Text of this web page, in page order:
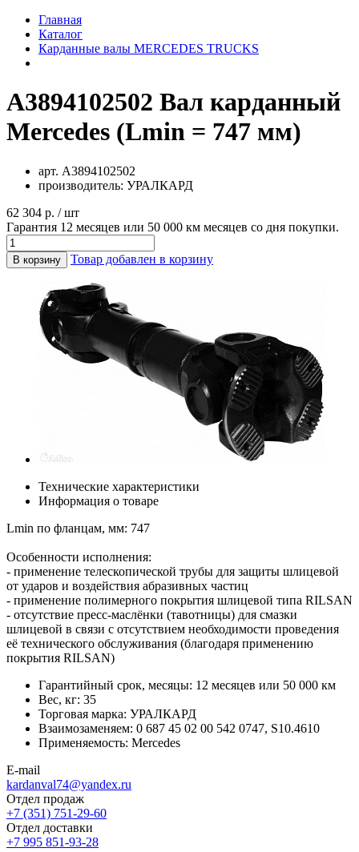
Главная
Каталог
Карданные валы MERCEDES TRUCKS
А3894102502 Вал карданный
Mercedes (Lmin = 747 мм)
арт. А3894102502
производитель: УРАЛКАРД
62 304 р. / шт
Гарантия 12 месяцев или 50 000 км месяцев со дня покупки.
В корзину Товар добавлен в корзину
Технические характеристики
Информация о товаре
Lmin по фланцам, мм: 747
Особенности исполнения:
- применение телескопической трубы для защиты шлицевой
от ударов и воздействия абразивных частиц
- применение полимерного покрытия шлицевой типа RILSAN
- отсутствие пресс-маслёнки (тавотницы) для смазки
шлицевой в связи с отсутствием необходимости проведения
её технического обслуживания (благодаря применению
покрытия RILSAN)
Гарантийный срок, месяцы: 12 месяцев или 50 000 км
Вес, кг: 35
Торговая марка: УРАЛКАРД
Взаимозаменяем: 0 687 45 02 00 542 0747, S10.4610
Применяемость: Mercedes
E-mail
kardanval74@yandex.ru
Отдел продаж
+7 (351) 751-29-60
Отдел доставки
+7 995 851-93-28